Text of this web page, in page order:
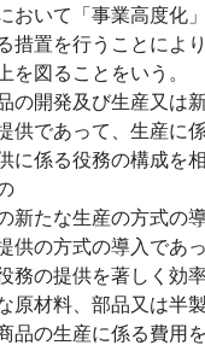
おいて「事業高度化
措置を行うことによ
を図ることをいう。
の開発及び生産又は
供であって、生産に
に係る役務の構成を
新たな生産の方式の
供の方式の導入であ
務の提供を著しく効
原材料、部品又は半
品の生産に係る費用